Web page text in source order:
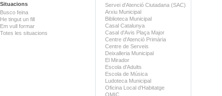
Situacions
Busco feina
He tingut un fill
Em vull formar
Totes les situacions
Servei d'Atenció Ciutadana (SAC)
Arxiu Municipal
Biblioteca Municipal
Casal Catalunya
Casal d'Avis Plaça Major
Centre d'Atenció Primària
Centre de Serveis
Deixalleria Municipal
El Mirador
Escola d'Adults
Escola de Música
Ludoteca Municipal
Oficina Local d'Habitatge
OMIC